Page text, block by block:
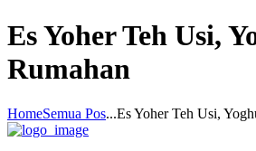
Es Yoher Teh Usi,
Rumahan
HomeSemua Pos...Es Yoher Teh Usi,